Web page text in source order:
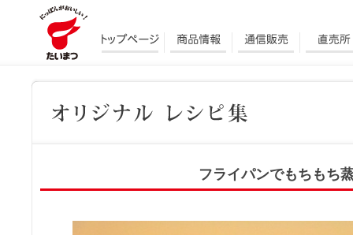
フライパンでもちもち